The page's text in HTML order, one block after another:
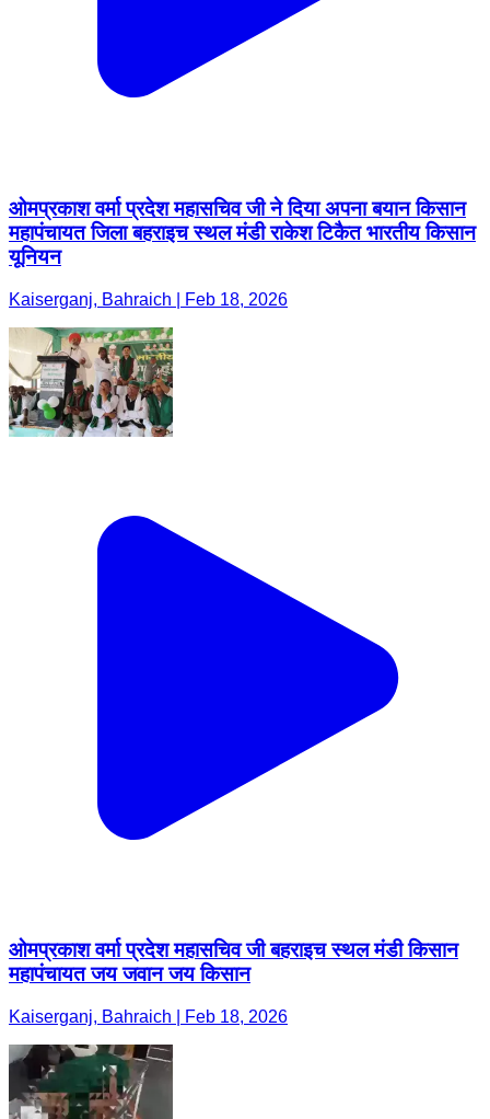
ओमप्रकाश वर्मा प्रदेश महासचिव जी ने दिया अपना बयान किसान
महापंचायत जिला बहराइच स्थल मंडी राकेश टिकैत भारतीय किसान
यूनियन
Kaiserganj, Bahraich | Feb 18, 2026
ओमप्रकाश वर्मा प्रदेश महासचिव जी बहराइच स्थल मंडी किसान
महापंचायत जय जवान जय किसान
Kaiserganj, Bahraich | Feb 18, 2026